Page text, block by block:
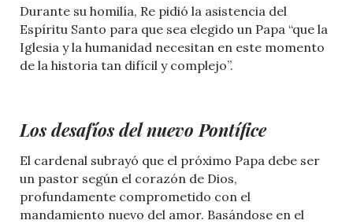
Durante su homilía, Re pidió la asistencia del
Espíritu Santo para que sea elegido un Papa “que la
Iglesia y la humanidad necesitan en este momento
de la historia tan difícil y complejo”.
Los desafíos del nuevo Pontífice
El cardenal subrayó que el próximo Papa debe ser
un pastor según el corazón de Dios,
profundamente comprometido con el
mandamiento nuevo del amor. Basándose en el